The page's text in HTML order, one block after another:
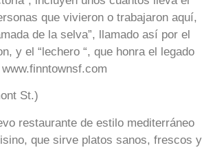
que vivieron o trabajaron aquí,
de la selva”, llamado así por el
y el “lechero “, que honra el legado
St.)
restaurante de estilo mediterráneo
que sirve platos sanos, frescos y